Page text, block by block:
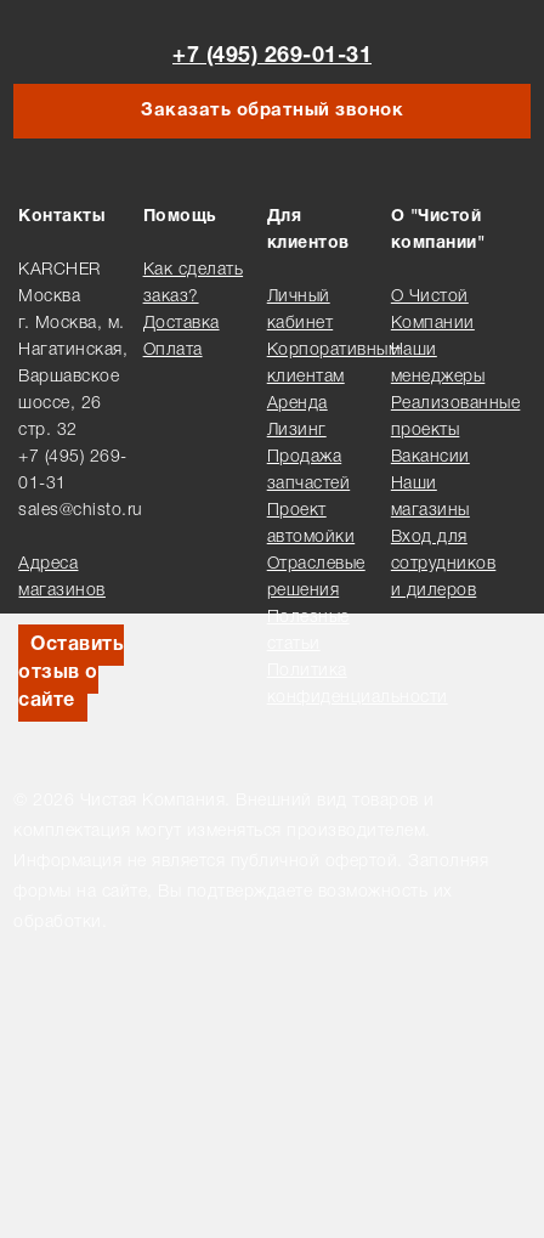
+7 (495) 269-01-31
Заказать обратный звонок
Контакты
KARCHER
Москва
г. Москва, м.
Нагатинская,
Варшавское
шоссе, 26
стр. 32
+7 (495) 269-
01-31
sales@chisto.ru
Адреса
магазинов
Оставить
отзыв о
сайте
Помощь
Как сделать
заказ?
Доставка
Оплата
Для
клиентов
Личный
кабинет
Корпоративным
клиентам
Аренда
Лизинг
Продажа
запчастей
Проект
автомойки
Отраслевые
решения
Полезные
О "Чистой
компании"
О Чистой
Компании
Наши
менеджеры
Реализованные
проекты
Вакансии
Наши
магазины
Вход для
сотрудников
и дилеров